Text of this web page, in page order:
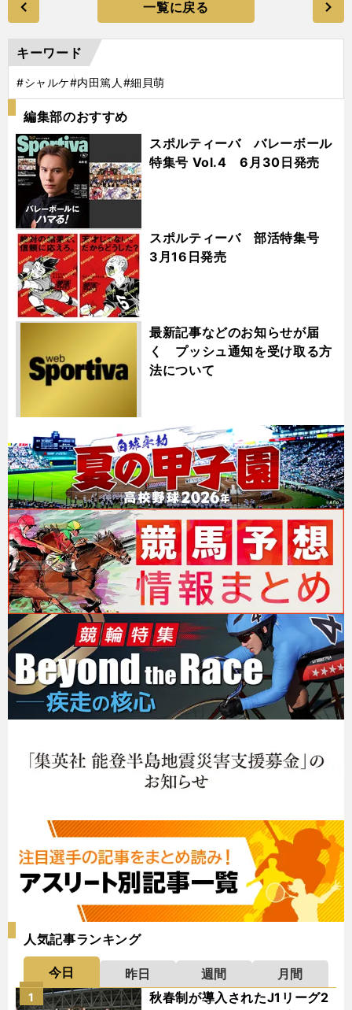
一覧に戻る
キーワード
#シャルケ#内田篤人 #細貝萌
編集部のおすすめ
スポルティーバ バレーボール
特集号 Vol.4 6月30日発売
スポルティーバ 部活特集号
3月16日発売
最新記事などのお知らせが届
く プッシュ通知を受け取る方
法について
人気記事ランキング
今日 昨日 週間
月間
秋春制が導入されたJ1リーグ2
1